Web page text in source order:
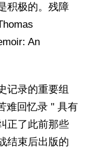
积极的。残障
An
记录的重要组
难回忆录 " 具有
正了此前那些
结束后出版的